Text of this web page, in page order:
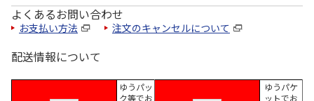
よくあるお問い合わせ
お支払い方法 注文のキャンセルについて
配送情報について
ゆうパッ
ク等でお
ゆうパケ
ットでお